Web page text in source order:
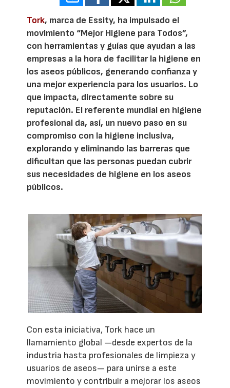
Tork, marca de Essity, ha impulsado el
movimiento “Mejor Higiene para Todos”,
con herramientas y guías que ayudan a las
empresas a la hora de facilitar la higiene en
los aseos públicos, generando confianza y
una mejor experiencia para los usuarios. Lo
que impacta, directamente sobre su
reputación. El referente mundial en higiene
profesional da, así, un nuevo paso en su
compromiso con la higiene inclusiva,
explorando y eliminando las barreras que
dificultan que las personas puedan cubrir
sus necesidades de higiene en los aseos
públicos.
Con esta iniciativa, Tork hace un
llamamiento global —desde expertos de la
industria hasta profesionales de limpieza y
usuarios de aseos— para unirse a este
movimiento y contribuir a mejorar los aseos